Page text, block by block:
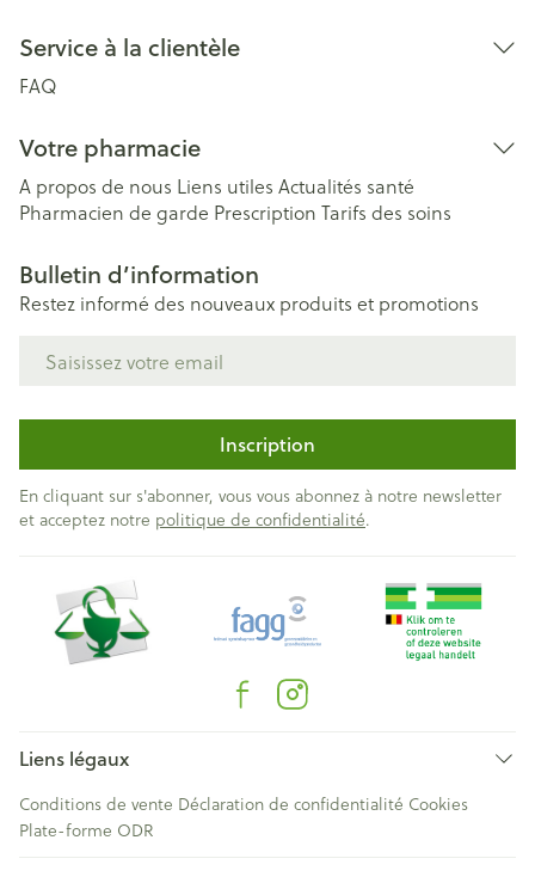
Service à la clientèle
FAQ
Votre pharmacie
A propos de nous Liens utiles Actualités santé
Pharmacien de garde Prescription Tarifs des soins
Bulletin d’information
Restez informé des nouveaux produits et promotions
Inscription
En cliquant sur s'abonner, vous vous abonnez à notre newsletter
et acceptez notre politique de confidentialité.
Liens légaux
Conditions de vente Déclaration de confidentialité Cookies
Plate-forme ODR